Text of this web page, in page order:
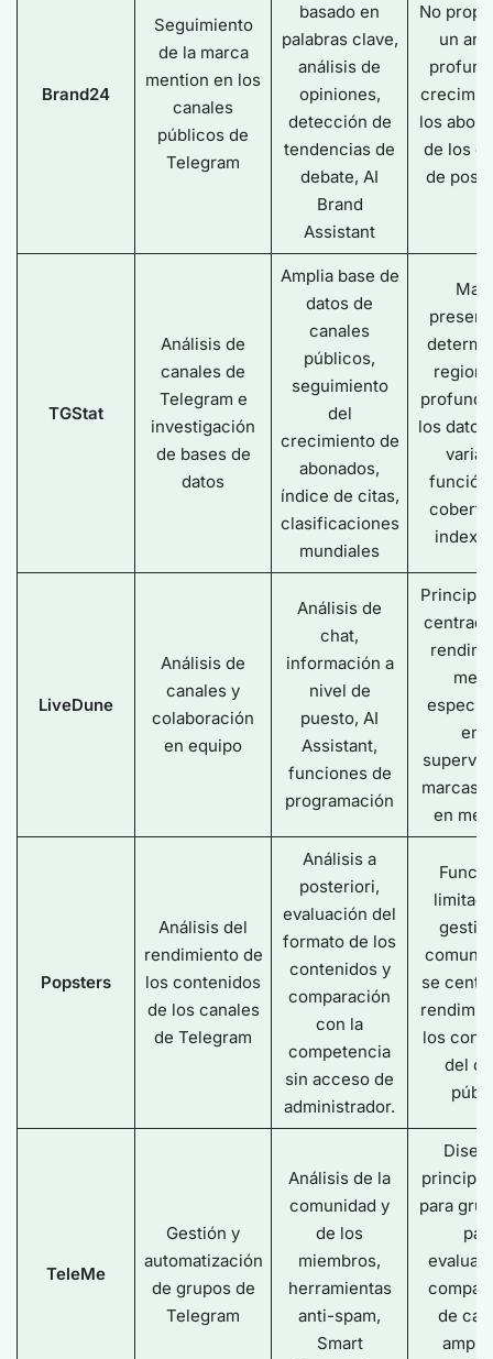
Brand24
Seguimiento
de la marca
mention en los
canales
públicos de
Telegram
basado en
palabras clave,
análisis de
opiniones,
detección de
tendencias de
debate, AI
Brand
Assistant
No
un
los
de los
de
TGStat
Análisis de
canales de
Telegram e
investigación
de bases de
datos
Amplia base de
datos de
canales
públicos,
seguimiento
del
crecimiento de
abonados,
índice de citas,
clasificaciones
mundiales
los
función
LiveDune
Análisis de
canales y
colaboración
en equipo
Análisis de
chat,
información a
nivel de
puesto, AI
Assistant,
funciones de
programación
en
marcas
en
Popsters
Análisis del
rendimiento de
los contenidos
de los canales
de Telegram
Análisis a
posteriori,
evaluación del
formato de los
contenidos y
comparación
con la
competencia
sin acceso de
administrador.
se
los
del
TeleMe
Gestión y
automatización
de grupos de
Telegram
Análisis de la
comunidad y
de los
miembros,
herramientas
anti-spam,
Smart
para
de